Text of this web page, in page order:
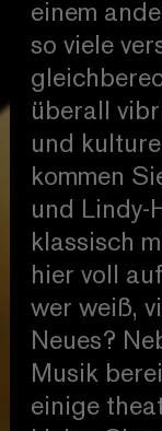
einem
so viele
überall
und
kommen
und Lindy-
klassisch
hier voll
wer weiß,
Neues?
Musik
einige